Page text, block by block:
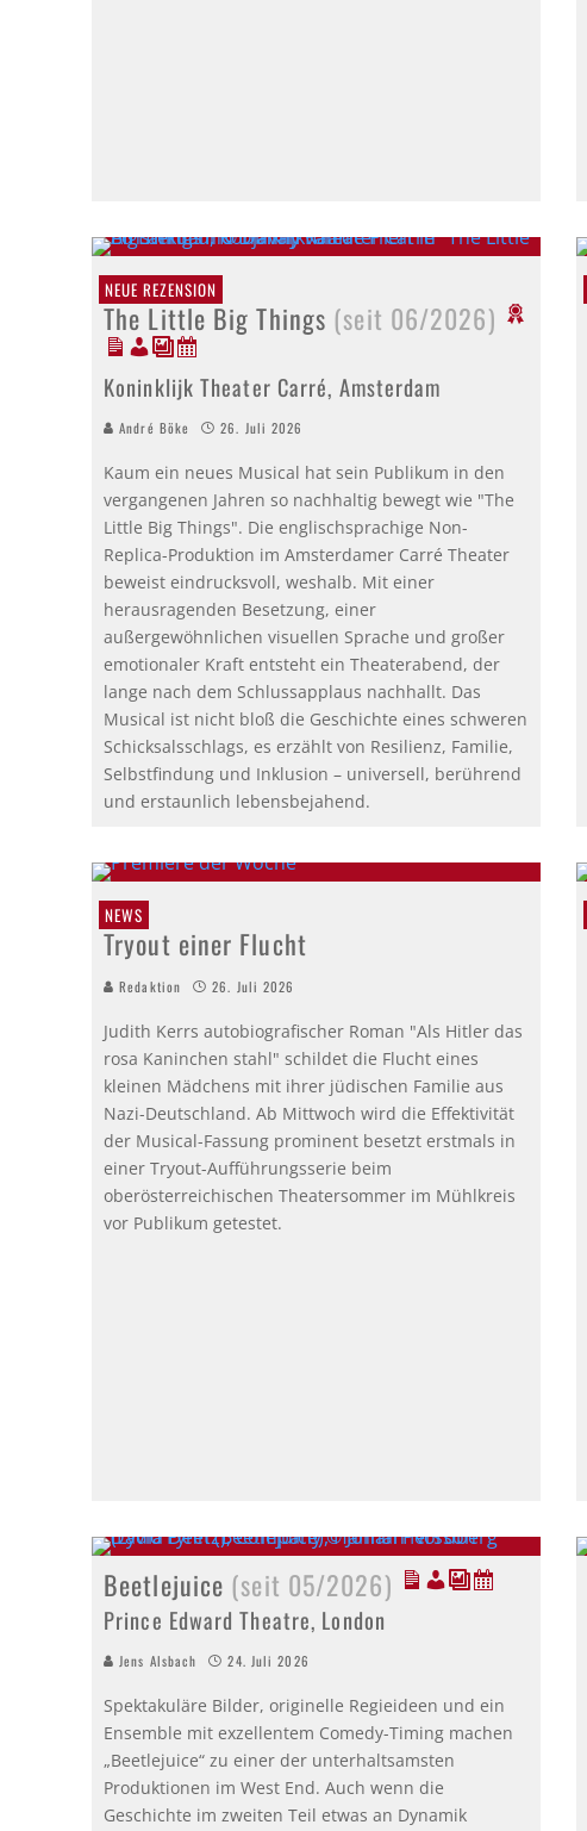
NEUE REZENSION
The Little Big Things (seit 06/2026)
Koninklijk Theater Carré, Amsterdam
André Böke 26. Juli 2026
Kaum ein neues Musical hat sein Publikum in den
vergangenen Jahren so nachhaltig bewegt wie "The
Little Big Things". Die englischsprachige Non-
Replica-Produktion im Amsterdamer Carré Theater
beweist eindrucksvoll, weshalb. Mit einer
herausragenden Besetzung, einer
außergewöhnlichen visuellen Sprache und großer
emotionaler Kraft entsteht ein Theaterabend, der
lange nach dem Schlussapplaus nachhallt. Das
Musical ist nicht bloß die Geschichte eines schweren
Schicksalsschlags, es erzählt von Resilienz, Familie,
Selbstfindung und Inklusion – universell, berührend
und erstaunlich lebensbejahend.
NEWS
Tryout einer Flucht
Redaktion 26. Juli 2026
Judith Kerrs autobiografischer Roman "Als Hitler das
rosa Kaninchen stahl" schildet die Flucht eines
kleinen Mädchens mit ihrer jüdischen Familie aus
Nazi-Deutschland. Ab Mittwoch wird die Effektivität
der Musical-Fassung prominent besetzt erstmals in
einer Tryout-Aufführungsserie beim
oberösterreichischen Theatersommer im Mühlkreis
vor Publikum getestet.
Beetlejuice (seit 05/2026)
Prince Edward Theatre, London
Jens Alsbach 24. Juli 2026
Spektakuläre Bilder, originelle Regieideen und ein
Ensemble mit exzellentem Comedy-Timing machen
„Beetlejuice“ zu einer der unterhaltsamsten
Produktionen im West End. Auch wenn die
Geschichte im zweiten Teil etwas an Dynamik